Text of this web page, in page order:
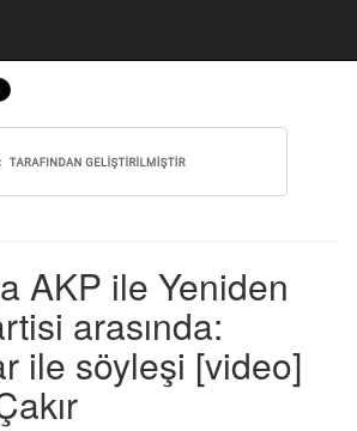
AKP ile Yeniden
arasında:
ile söyleşi [video]